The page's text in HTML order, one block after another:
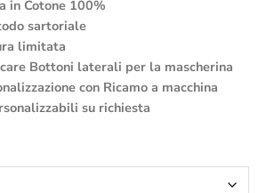
in Cotone 100%
sartoriale
limitata
Bottoni laterali per la mascherina
con Ricamo a macchina
su richiesta